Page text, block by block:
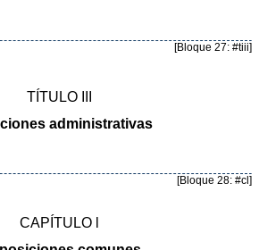
[Bloque 27: #tiii]
TÍTULO III
administrativas
[Bloque 28: #cl]
CAPÍTULO l